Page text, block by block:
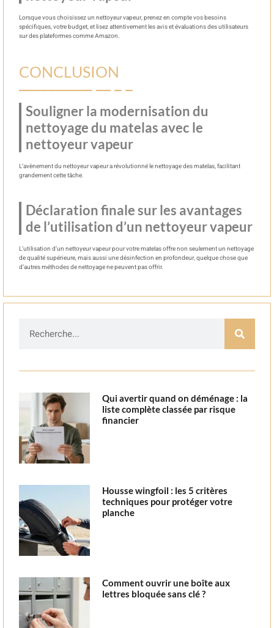
Lorsque vous choisissez un nettoyeur vapeur, prenez en compte vos besoins
spécifiques, votre budget, et lisez attentivement les avis et évaluations des utilisateurs
sur des plateformes comme Amazon.
CONCLUSION
Souligner la modernisation du
nettoyage du matelas avec le
nettoyeur vapeur
L’avènement du nettoyeur vapeur a révolutionné le nettoyage des matelas, facilitant
grandement cette tâche.
Déclaration finale sur les avantages
de l’utilisation d’un nettoyeur vapeur
L’utilisation d’un nettoyeur vapeur pour votre matelas offre non seulement un nettoyage
de qualité supérieure, mais aussi une désinfection en profondeur, quelque chose que
d’autres méthodes de nettoyage ne peuvent pas offrir.
Qui avertir quand on déménage : la
liste complète classée par risque
financier
Housse wingfoil : les 5 critères
techniques pour protéger votre
planche
Comment ouvrir une boîte aux
lettres bloquée sans clé ?